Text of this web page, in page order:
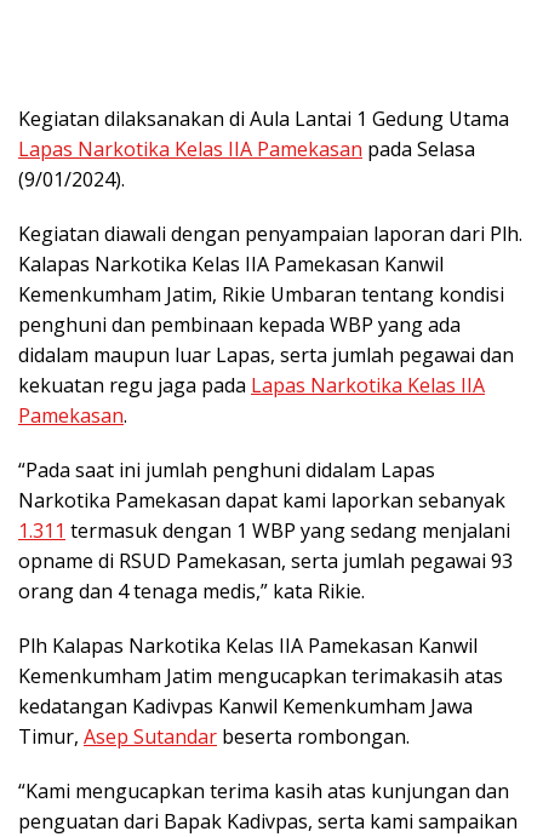
Kegiatan dilaksanakan di Aula Lantai 1 Gedung Utama
Lapas Narkotika Kelas IIA Pamekasan pada Selasa
(9/01/2024).
Kegiatan diawali dengan penyampaian laporan dari Plh.
Kalapas Narkotika Kelas IIA Pamekasan Kanwil
Kemenkumham Jatim, Rikie Umbaran tentang kondisi
penghuni dan pembinaan kepada WBP yang ada
didalam maupun luar Lapas, serta jumlah pegawai dan
kekuatan regu jaga pada Lapas Narkotika Kelas IIA
Pamekasan.
“Pada saat ini jumlah penghuni didalam Lapas
Narkotika Pamekasan dapat kami laporkan sebanyak
1.311 termasuk dengan 1 WBP yang sedang menjalani
opname di RSUD Pamekasan, serta jumlah pegawai 93
orang dan 4 tenaga medis,” kata Rikie.
Plh Kalapas Narkotika Kelas IIA Pamekasan Kanwil
Kemenkumham Jatim mengucapkan terimakasih atas
kedatangan Kadivpas Kanwil Kemenkumham Jawa
Timur, Asep Sutandar beserta rombongan.
“Kami mengucapkan terima kasih atas kunjungan dan
penguatan dari Bapak Kadivpas, serta kami sampaikan